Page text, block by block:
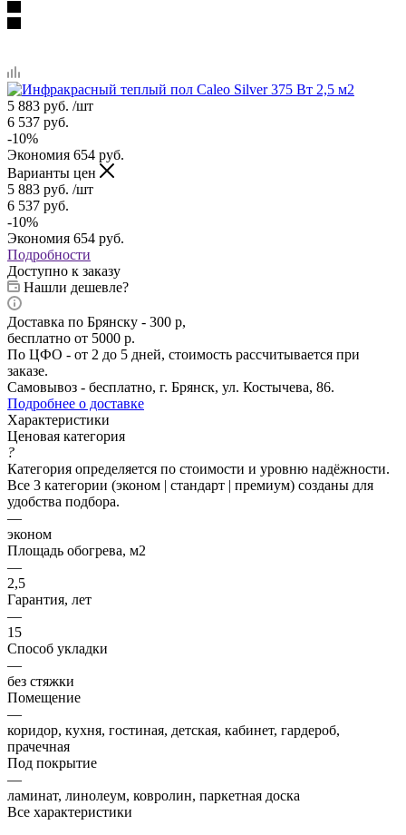
5 883 руб. /шт
6 537 руб.
-10%
Экономия 654 руб.
Варианты цен
5 883 руб. /шт
6 537 руб.
-10%
Экономия 654 руб.
Подробности
Доступно к заказу
Нашли дешевле?
Доставка по Брянску - 300 р,
бесплатно от 5000 р.
По ЦФО - от 2 до 5 дней, стоимость рассчитывается при
заказе.
Самовывоз - бесплатно, г. Брянск, ул. Костычева, 86.
Подробнее о доставке
Характеристики
Ценовая категория
?
Категория определяется по стоимости и уровню надёжности.
Все 3 категории (эконом | стандарт | премиум) созданы для
удобства подбора.
—
эконом
Площадь обогрева, м2
—
2,5
Гарантия, лет
—
15
Способ укладки
—
без стяжки
Помещение
—
коридор, кухня, гостиная, детская, кабинет, гардероб,
прачечная
Под покрытие
—
ламинат, линолеум, ковролин, паркетная доска
Все характеристики